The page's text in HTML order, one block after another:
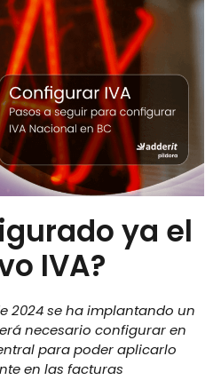
ya el
IVA?
2024 se ha implantando un
necesario configurar en
para poder aplicarlo
en las facturas